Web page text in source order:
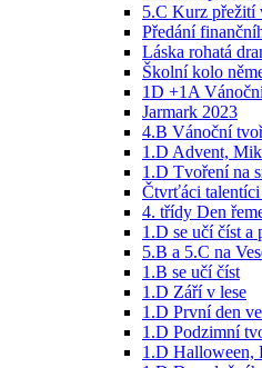
5.C Kurz přežití
Předání
Láska rohatá
Školní kolo
1D +1A
Jarmark 2023
4.B Vánoční
1.D Advent,
1.D Tvoření na
Čtvrťáci talentíci
4. třídy Den
1.D se učí číst a
5.B a 5.C na
1.B se učí číst
1.D Září v lese
1.D První den
1.D Podzimní
1.D Halloween,